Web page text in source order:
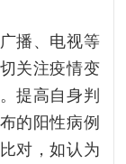
播、电视等
关注疫情变
提高自身判
的阳性病例
对，如认为